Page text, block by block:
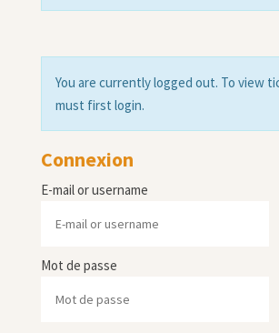
You are currently logged out. To view
must first login.
Connexion
E-mail or username
Mot de passe